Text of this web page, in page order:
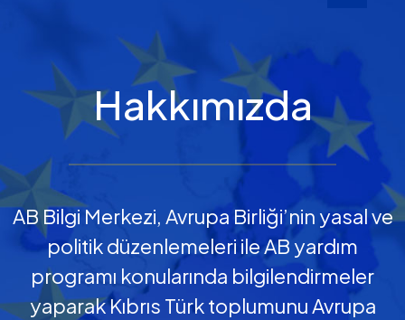
Hakkımızda
AB Bilgi Merkezi, Avrupa Birliği’nin yasal ve
politik düzenlemeleri ile AB yardım
programı konularında bilgilendirmeler
yaparak Kıbrıs Türk toplumunu Avrupa